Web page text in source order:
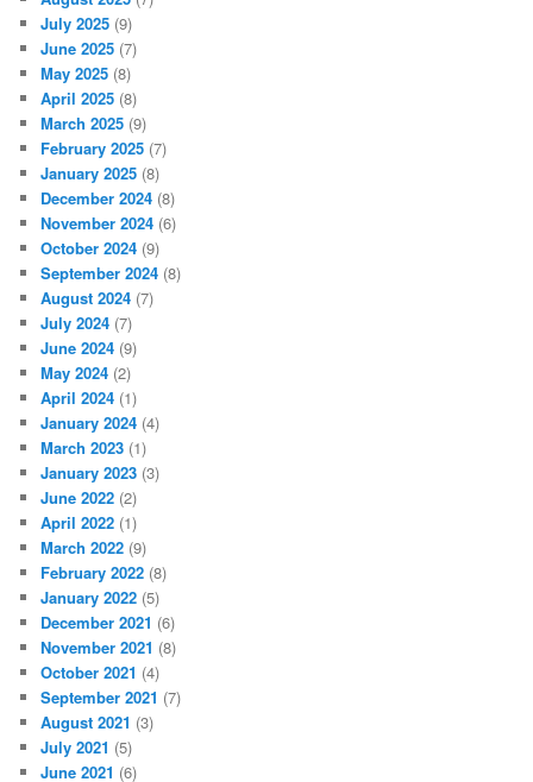
July 2025 (9)
June 2025 (7)
May 2025 (8)
April 2025 (8)
March 2025 (9)
February 2025 (7)
January 2025 (8)
December 2024 (8)
November 2024 (6)
October 2024 (9)
September 2024 (8)
August 2024 (7)
July 2024 (7)
June 2024 (9)
May 2024 (2)
April 2024 (1)
January 2024 (4)
March 2023 (1)
January 2023 (3)
June 2022 (2)
April 2022 (1)
March 2022 (9)
February 2022 (8)
January 2022 (5)
December 2021 (6)
November 2021 (8)
October 2021 (4)
September 2021 (7)
August 2021 (3)
July 2021 (5)
June 2021 (6)